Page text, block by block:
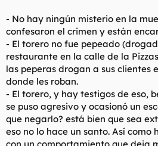
- No hay ningún misterio en la
confesaron el crimen y están
- El torero no fue pepeado
restaurante en la calle de la
las peperas drogan a sus clientes
donde les roban.
- El torero, y hay testigos de eso,
se puso agresivo y ocasionó un
que negarlo? está bien que sea
eso no lo hace un santo. Así
con un comportamiento que deja